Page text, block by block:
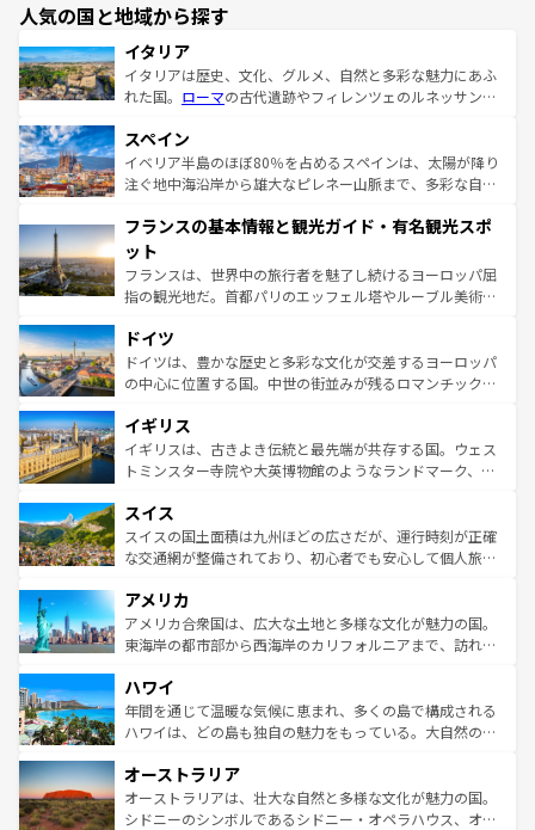
人気の国と地域から探す
イタリア
イタリアは歴史、文化、グルメ、自然と多彩な魅力にあふ
れた国。 ローマの古代遺跡やフィレンツェのルネッサンス
ろん、トスカーナの美しい田園風景やアマルフィ海岸の絶
景など、自然景観も見逃せない。観光の合間には、本場の
ピザやパスタなど、絶品のイタリア料理を堪能することも
ませてくれるイタリアで、忘れられない旅をしてみよう！
なお、新着のイタリア情報は
しい。
スペイン
イベリア半島のほぼ80％を占めるスペインは、太陽が降り
注ぐ地中海沿岸から雄大なピレネー山脈まで、多彩な自然
文化が根付くこの国では、情熱的なフラメンコ、熱気あふ
れる闘牛、そして美味しいタパスが生活の一部となってい
る。首都マドリードの洗練された雰囲気や、バルセロナの
アートに溢れた街角から、地方では古代ローマ遺跡や中世
せる。地方によって風土や気候が異なるスペインはその個
性で訪れる人を魅了する。 なお、新着のスペイン情報は コ
ンテンツ一覧を参照してほしい。
フランスの基本情報と観光ガイド・有名観光スポ
ット
フランスは、世界中の旅行者を魅了し続けるヨーロッパ屈
指の観光地だ。首都パリのエッフェル塔やルーブル美術館
で、幅広い魅力が詰まっている。華麗な宮殿、歴史的な大
聖堂、美しいビーチ、そして豊かな自然が、訪れる者を心
から魅了する。また、フランスは美食の国としても知ら
いる。シャンパンの発祥地であるランス、プロヴァンスの
香り高いラベンダー畑など、多彩な楽しみ方が可能だ。さ
らに、パリ以外の地域にも魅力が溢れており、どの街角に
れる地方に足を運ぶとそれぞれで全く異なる文化を体験で
きるだろう。 なお、新着のフランス情報はコンテンツ一覧
を参照してほしい。
ドイツ
ドイツは、豊かな歴史と多彩な文化が交差するヨーロッパ
の中心に位置する国。中世の街並みが残るロマンチック街
顔を持つこの国は、どこを歩いても飽きることがない。ベ
ルリンの文化的活気、バイエルン州のアルプスの絶景、そ
してライン川沿いのワイン畑といった風景は必見。ビール
は、お酒好きな人にはぜひ体験してほしい。 なお、新着の
ドイツ情報はコンテンツ一覧を参照してほしい。
イギリス
イギリスは、古きよき伝統と最先端が共存する国。ウェス
トミンスター寺院や大英博物館のようなランドマーク、歴
リアごとに異なる魅力がある。また、優雅なアフタヌーン
ティー、ビール好きにはたまらない英国パブ、サッカー観
戦など、本場だからこそできる体験も豊富。イギリスを旅
ンツ一覧を参照してほしい。
スイス
スイスの国土面積は九州ほどの広さだが、運行時刻が正確
な交通網が整備されており、初心者でも安心して個人旅行
の建物がそのまま残る町や、スイスならではのユニークな
博物館もあり、アルプス観光だけでなく町歩きも満喫する
ことができる。国民の所得が高いため物価も高いが、旅行
ば市内交通費無料で観光を楽しむこともできる。 なお、新
着のスイス情報はコンテンツ一覧 を参照してほしい。
アメリカ
アメリカ合衆国は、広大な土地と多様な文化が魅力の国。
東海岸の都市部から西海岸のカリフォルニアまで、訪れる
のような巨大都市は、観光、ショッピング、エンターテイ
ンメントが詰まった刺激的なスポットだ。一方、アメリカ
西部には大自然が広がり、グランドキャニオンやイエロー
部のニューオーリンズでは、音楽と美食が融合した独特の
文化が魅力。旅行者はアメリカの各地域で異なる魅力を楽
しみながら、その多様性と豊かな歴史を感じることができ
ハワイ
年間を通じて温暖な気候に恵まれ、多くの島で構成される
ハワイは、どの島も独自の魅力をもっている。大自然の神
ワイ島は見逃せない。また、定番の観光地といえばオアフ
島だが、静かな自然を求めるならマウイ島やカウアイ島が
おすすめ。エメラルドグリーンに輝く海をはじめ、豊かな
オーストラリア
オーストラリアは、壮大な自然と多様な文化が魅力の国。
シドニーのシンボルであるシドニー・オペラハウス、オー